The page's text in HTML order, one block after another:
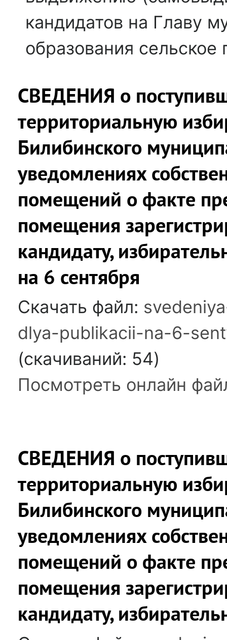
кандидатов на Главу
образования
СВЕДЕНИЯ о
территориальную
Билибинского
уведомлениях
помещений о факте
помещения
кандидату,
на 6 сентября
Скачать файл:
dlya-publikacii-na-6-
(cкачиваний: 54)
Посмотреть онлайн
СВЕДЕНИЯ о
территориальную
Билибинского
уведомлениях
помещений о факте
помещения
кандидату,